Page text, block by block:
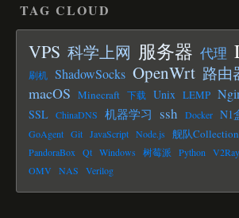
TAG CLOUD
VPS 科学上网 服务器 代理
刷机 ShadowSocks OpenWrt 路由
macOS Minecraft 下载 Unix LEMP
SSL ChinaDNS 机器学习 ssh Docker N1
GoAgent Git JavaScript Node.js 舰队Collection
PandoraBox Qt Windows 树莓派 Python V2Ray
OMV
NAS Verilog